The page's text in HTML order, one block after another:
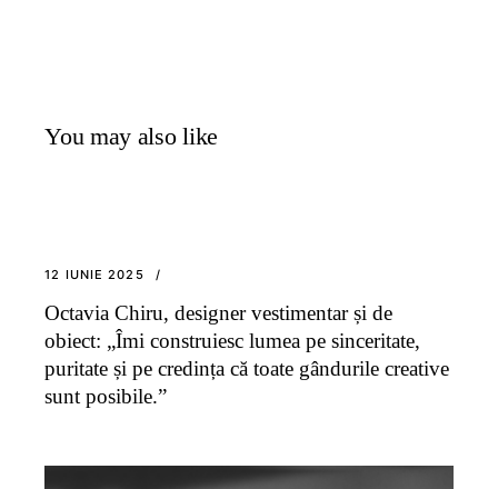
You may also like
12 IUNIE 2025
Octavia Chiru, designer vestimentar și de
obiect: „Îmi construiesc lumea pe sinceritate,
puritate și pe credința că toate gândurile creative
sunt posibile.”